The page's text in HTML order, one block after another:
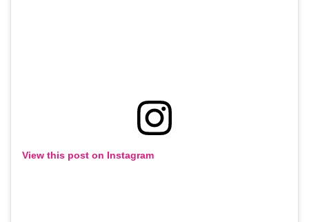
View this post on Instagram